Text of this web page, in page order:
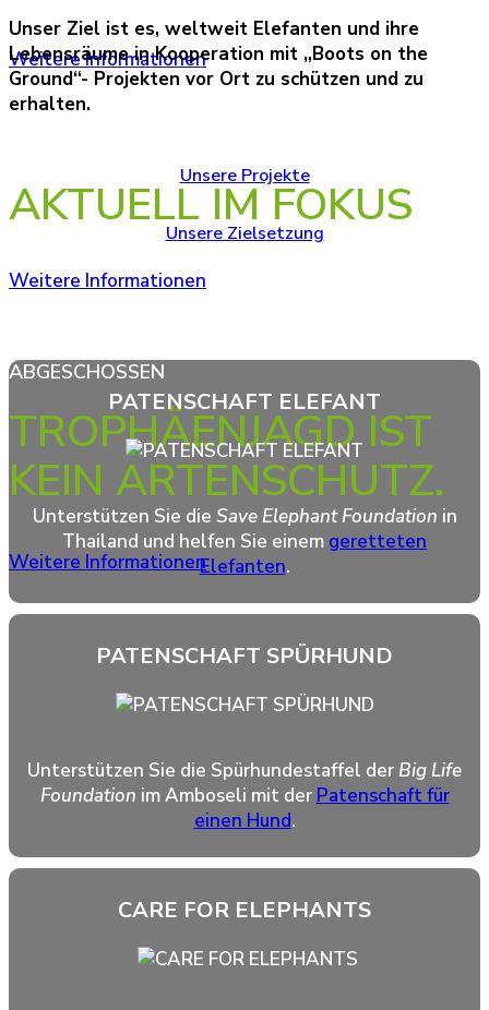
Weitere Informationen
DIE DISKUSSION UM DEN HANDEL MIT
AKTUELL IM FOKUS
Weitere Informationen
ABGESCHOSSEN
TROPHÄENJAGD IST
KEIN ARTENSCHUTZ.
Weitere Informationen
Unser Ziel ist es, weltweit Elefanten und ihre
Lebensräume in Kooperation mit „Boots on the
Ground“- Projekten vor Ort zu schützen und zu
erhalten.
Unsere Projekte
Unsere Zielsetzung
PATENSCHAFT ELEFANT
Unterstützen Sie die Save Elephant Foundation in
Thailand und helfen Sie einem geretteten
Elefanten.
PATENSCHAFT SPÜRHUND
Unterstützen Sie die Spürhundestaffel der Big Life
Foundation im Amboseli mit der Patenschaft für
einen Hund.
CARE FOR ELEPHANTS